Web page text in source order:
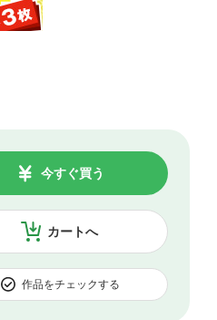
カートへ
今すぐ買う
作品をチェックする